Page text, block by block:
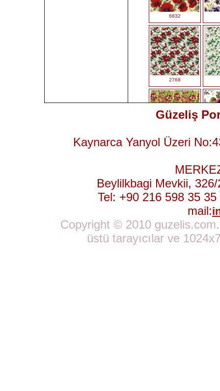
6832
2768
2956
Güzeliş
Kaynarca Yanyol Üzeri
Beylilkbagi Mevkii,
Tel: +90 216 598 35
mail:
Copyright © 2010
üstü tarayıcılar ve